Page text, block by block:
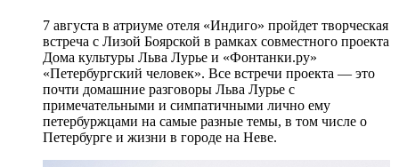
7 августа в атриуме отеля «Индиго» пройдет творческая
встреча с Лизой Боярской в рамках совместного проекта
Дома культуры Льва Лурье и «Фонтанки.ру»
«Петербургский человек». Все встречи проекта — это
почти домашние разговоры Льва Лурье с
примечательными и симпатичными лично ему
петербуржцами на самые разные темы, в том числе о
Петербурге и жизни в городе на Неве.